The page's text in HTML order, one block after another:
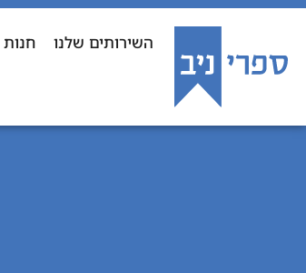
השירותים שלנו חנות